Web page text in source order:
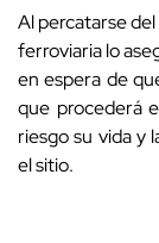
Al percatarse
ferroviaria lo
en espera de
que procederá
riesgo su vida y
el sitio.